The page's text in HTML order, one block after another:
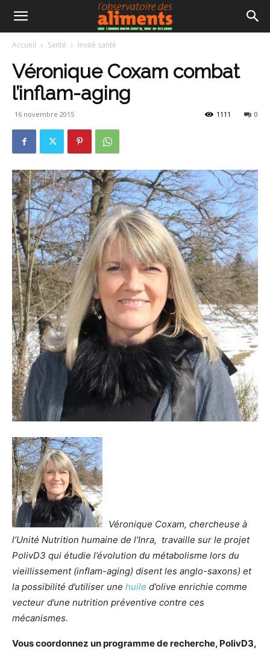
Accueil Santé Invité santé
Véronique Coxam combat
l’inflam-aging
16 novembre 2015 0
1111
Véronique Coxam, chercheuse à
l’Unité Nutrition humaine de l’Inra, travaille sur le projet
PolivD3 qui étudie l’évolution du métabolisme lors du
vieillissement (inflam-aging) disent les anglo-saxons) et
la possibilité d’utiliser une huile d’olive enrichie comme
vecteur d’une nutrition préventive contre ces
mécanismes.
Vous coordonnez un programme de recherche, PolivD3,